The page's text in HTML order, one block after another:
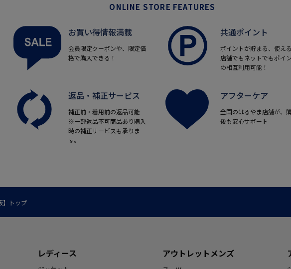
ONLINE STORE FEATURES
お買い得情報満載
会員限定クーポンや、限定価
格で購入できる！
共通ポイント
ポイントが貯まる、使える
店舗でもネットでもポイ
の相互利用可能！
返品・補正サービス
補正前・着用前の返品可能
※一部返品不可商品あり購入
時の補正サービスも承りま
す。
アフターケア
全国のはるやま店舗が、
後も安心サポート
】トップ
レディース アウトレットメンズ